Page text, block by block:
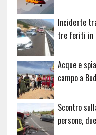
Incidente
tre feriti in
Acque e
campo a
Scontro
persone,